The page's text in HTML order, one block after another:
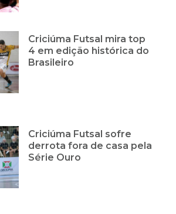
Criciúma Futsal mira top
4 em edição histórica do
Brasileiro
Criciúma Futsal sofre
derrota fora de casa pela
Série Ouro